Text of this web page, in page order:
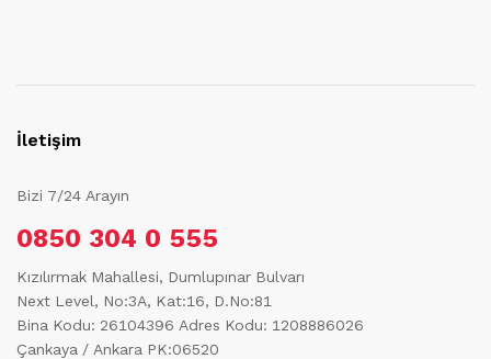
İletişim
Bizi 7/24 Arayın
0850 304 0 555
Kızılırmak Mahallesi, Dumlupınar Bulvarı
Next Level, No:3A, Kat:16, D.No:81
Bina Kodu: 26104396 Adres Kodu: 1208886026
Çankaya / Ankara PK:06520